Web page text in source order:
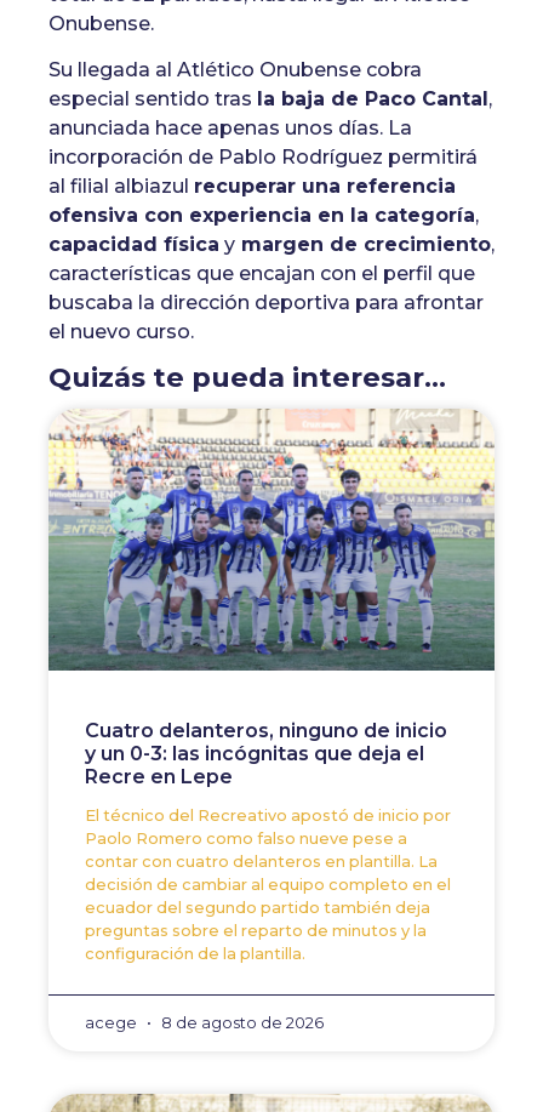
Onubense.
Su llegada al Atlético Onubense cobra
especial sentido tras la baja de Paco Cantal,
anunciada hace apenas unos días. La
incorporación de Pablo Rodríguez permitirá
al filial albiazul recuperar una referencia
ofensiva con experiencia en la categoría,
capacidad física y margen de crecimiento,
características que encajan con el perfil que
buscaba la dirección deportiva para afrontar
el nuevo curso.
Quizás te pueda interesar...
Cuatro delanteros, ninguno de inicio
y un 0-3: las incógnitas que deja el
Recre en Lepe
El técnico del Recreativo apostó de inicio por
Paolo Romero como falso nueve pese a
contar con cuatro delanteros en plantilla. La
decisión de cambiar al equipo completo en el
ecuador del segundo partido también deja
preguntas sobre el reparto de minutos y la
configuración de la plantilla.
acege 8 de agosto de 2026